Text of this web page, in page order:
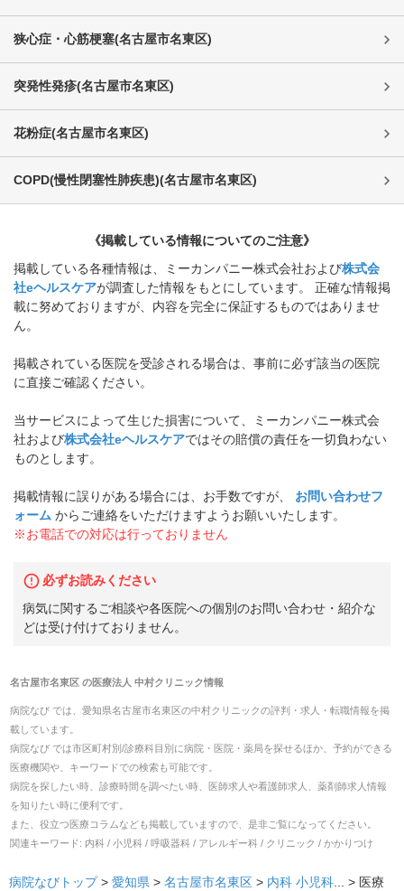
狭心症・心筋梗塞(名古屋市名東区)
突発性発疹(名古屋市名東区)
花粉症(名古屋市名東区)
COPD(慢性閉塞性肺疾患)(名古屋市名東区)
《掲載している情報についてのご注意》
掲載している各種情報は、ミーカンパニー株式会社および株式会
社eヘルスケアが調査した情報をもとにしています。 正確な情報掲
載に努めておりますが、内容を完全に保証するものではありませ
ん。
掲載されている医院を受診される場合は、事前に必ず該当の医院
に直接ご確認ください。
当サービスによって生じた損害について、ミーカンパニー株式会
社および株式会社eヘルスケアではその賠償の責任を一切負わない
ものとします。
掲載情報に誤りがある場合には、お手数ですが、
お問い合わせフ
ォーム からご連絡をいただけますようお願いいたします。
※お電話での対応は行っておりません
必ずお読みください
病気に関するご相談や各医院への個別のお問い合わせ・紹介な
どは受け付けておりません。
名古屋市名東区の医療法人 中村クリニック情報
病院なび では、 愛知県名古屋市名東区の中村クリニックの評判・求人・転職情報を掲
載しています。
病院なび では市区町村別/診療科目別に病院・医院・薬局を探せるほか、予約ができる
医療機関や、キーワードでの検索も可能です。
病院を探したい時、診療時間を調べたい時、医師求人や看護師求人、薬剤師求人情報
を知りたい時に便利です。
また、役立つ医療コラムなども掲載していますので、是非ご覧になってください。
関連キーワード: 内科 / 小児科 / 呼吸器科 / アレルギー科 / クリニック / かかりつけ
病院なびトップ > 愛知県 > 名古屋市名東区 > 内科 小児科... > 医療